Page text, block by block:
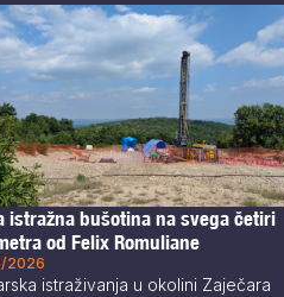
istražna bušotina na svega četiri
od Felix Romuliane
2026
istraživanja u okolini Zaječara